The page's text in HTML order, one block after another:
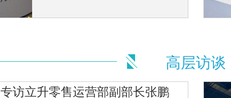
高层访谈
专访立升零售运营部副部长张鹏